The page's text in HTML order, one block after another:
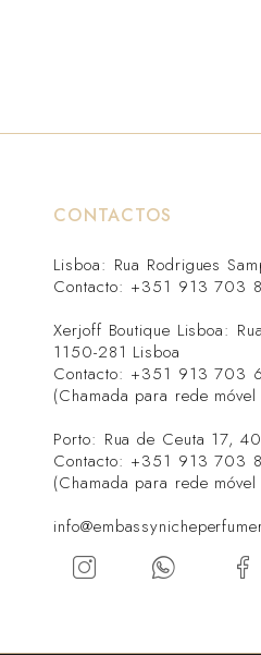
CONTACTOS
Lisboa: Rua Rodrigues
Contacto: +351 913 703
Xerjoff Boutique Lisboa:
1150-281 Lisboa
Contacto: +351 913 703
(Chamada para rede móvel
Porto: Rua de Ceuta 17,
Contacto: +351 913 703
(Chamada para rede móvel